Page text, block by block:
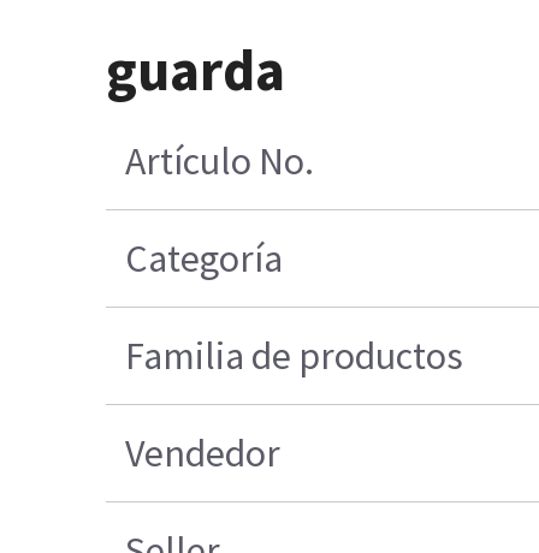
guarda
Artículo No.
Categoría
Familia de productos
Vendedor